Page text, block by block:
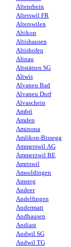
Altenrhein
Alterswil FR
Alterswilen
Altikon
Altishausen
Altishofen
Altnau
Altstätten SG
Altwis
Alvaneu Bad
Alvaneu Dorf
Alvaschein
Ambrì
Amden
Aminona
Amlikon-Bissegg
Ammerswil AG
Ammerzwil BE
Amriswil
Amsoldingen
Amsteg
Andeer
Andelfingen
Andermatt
Andhausen
Andiast
Andwil SG
Andwil TG